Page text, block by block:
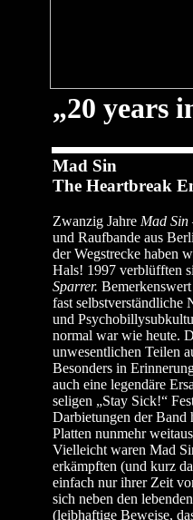
„20 years
Mad Sin
The Heartbreak
Zwanzig Jahre Mad Sin
und Raufbande aus
der Wegstrecke haben
Hals! 1997 verblüfften
Sparrer.
fast selbstverständliche
und
normal war wie heute.
unwesentlichen Teilen
Besonders in
auch eine legendäre
seligen „Stay Sick!“
Darbietungen der Band
Platten nunmehr
Vielleicht waren Mad
erkämpften (und kurz
einfach nur ihrer Zeit
sich neben den
(leibhaftige Beweise,